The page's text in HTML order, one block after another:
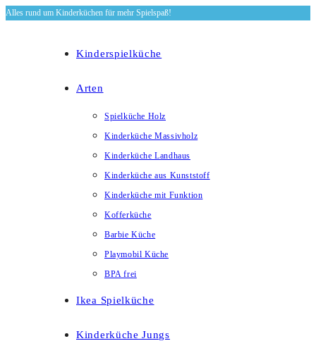
Zum
Alles rund um Kinderküchen für mehr Spielspaß!
Kinderspielküche
Arten
Spielküche Holz
Kinderküche Massivholz
Kinderküche Landhaus
Kinderküche aus Kunststoff
Kinderküche mit Funktion
Kofferküche
Barbie Küche
Playmobil Küche
BPA frei
Ikea Spielküche
Kinderküche Jungs